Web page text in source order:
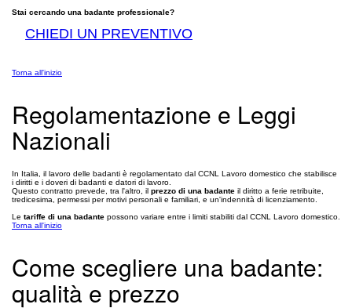
Stai cercando una badante professionale?
CHIEDI UN PREVENTIVO
Torna all'inizio
Regolamentazione e Leggi
Nazionali
In Italia, il lavoro delle badanti è regolamentato dal CCNL Lavoro domestico che stabilisce
i diritti e i doveri di badanti e datori di lavoro.
Questo contratto prevede, tra l'altro, il prezzo di una badante il diritto a ferie retribuite,
tredicesima, permessi per motivi personali e familiari, e un'indennità di licenziamento.
Le tariffe di una badante possono variare entre i limiti stabiliti dal CCNL Lavoro domestico.
Torna all'inizio
Come scegliere una badante:
qualità e prezzo